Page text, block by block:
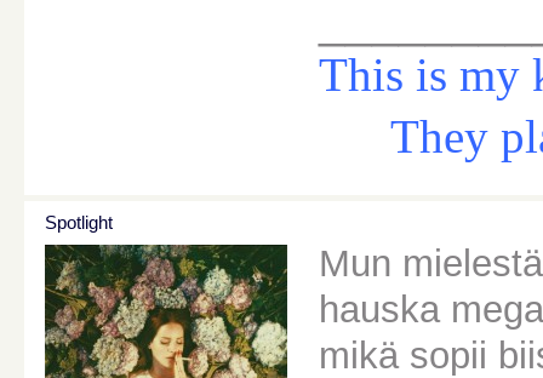
This is my
They
Spotlight
Mun
hauska
mikä sopii